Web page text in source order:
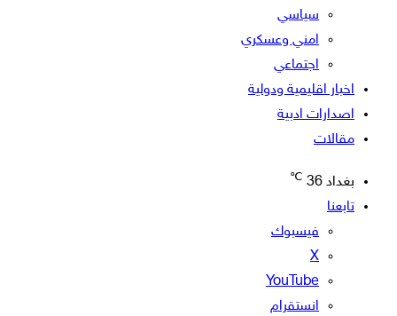
سياسي
امني وعسكري
اجتماعي
اخبار اقليمية ودولية
اصدارات ادبية
مقالات
بغداد 36
℃
تابعنا
فيسبوك
‫X
‫YouTube
انستقرام